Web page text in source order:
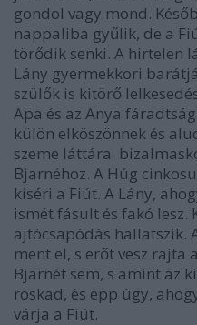
gondol vagy mond.
nappaliba gyűlik, de a
törődik senki. A hirtelen
Lány gyermekkori
szülők is kitörő
Apa és az Anya
külön elköszönnek és
szeme láttára 
Bjarnéhoz. A Húg
kíséri a Fiút. A Lány,
ismét fásult és fakó lesz.
ajtócsapódás hallatszik.
ment el, s erőt vesz rajta
Bjarnét sem, s amint az
roskad, és épp úgy,
várja a Fiút.